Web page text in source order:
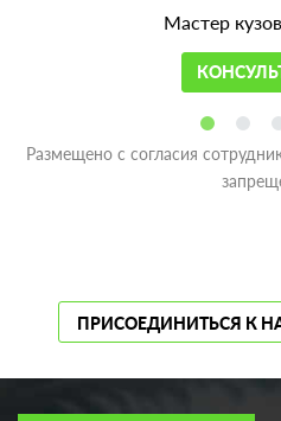
Мастер
Размещено с согласия
ПРИСОЕДИНИТЬСЯ К